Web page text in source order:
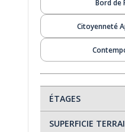
Bord de
Citoyenneté
En
ÉTAGES
SUPERFICIE
Plage À Fethiye 1Villas Avec